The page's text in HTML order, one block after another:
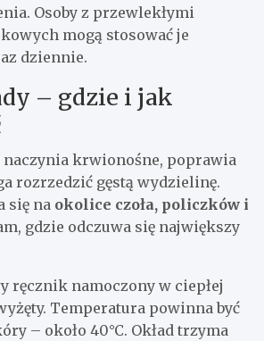
Osoby z przewlekłymi
mogą stosować je
dziennie.
– gdzie i jak
naczynia krwionośne, poprawia
rozrzedzić gęstą wydzielinę.
się na okolice czoła, policzków i
gdzie odczuwa się największy
ręcznik namoczony w ciepłej
Temperatura powinna być
– około 40°C. Okład trzyma